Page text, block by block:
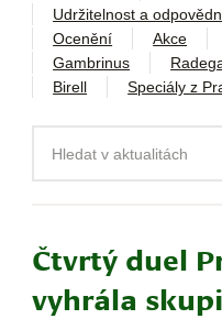
Udržitelnost a
Ocenění
Akce
Gambrinus
Birell
Speciály z
Čtvrtý duel
vyhrála